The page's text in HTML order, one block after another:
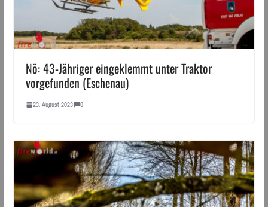
Nö: 43-Jähriger eingeklemmt unter Traktor
vorgefunden (Eschenau)
23. August 2023 0